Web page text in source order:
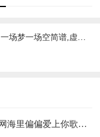
一场梦一场空简谱,虚幻情感之写照
茫茫网海里偏偏爱上你歌曲简谱,网络爱情的写照